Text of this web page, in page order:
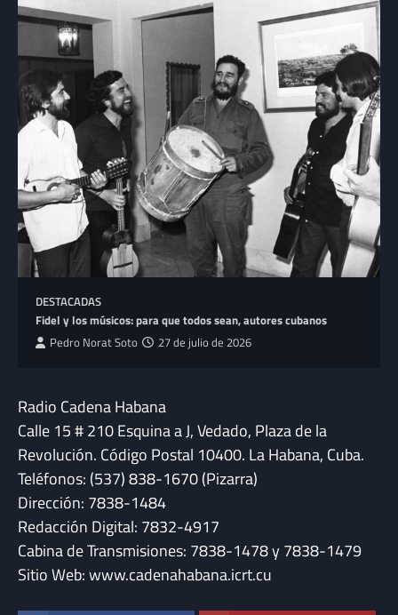
DESTACADAS
Fidel y los músicos: para que todos sean, autores cubanos
Pedro Norat Soto 27 de julio de 2026
Radio Cadena Habana
Calle 15 # 210 Esquina a J, Vedado, Plaza de la
Revolución. Código Postal 10400. La Habana, Cuba.
Teléfonos: (537) 838-1670 (Pizarra)
Dirección: 7838-1484
Redacción Digital: 7832-4917
Cabina de Transmisiones: 7838-1478 y 7838-1479
Sitio Web: www.cadenahabana.icrt.cu